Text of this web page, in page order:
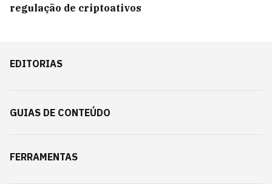
regulação de criptoativos
EDITORIAS
GUIAS DE CONTEÚDO
FERRAMENTAS